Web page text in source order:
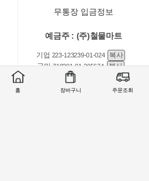
홈 장바구니 주문조회
무통장 입금정보
예금주 : (주)철물마트
기업 223-123239-01-024
복사
국민718201-01-205674
복사
301-0168-3882-11 복사